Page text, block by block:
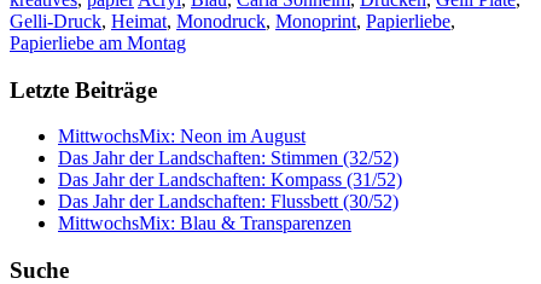
Gelli-Druck, Heimat, Monodruck, Monoprint, Papierliebe,
Papierliebe am Montag
Letzte Beiträge
MittwochsMix: Neon im August
Das Jahr der Landschaften: Stimmen (32/52)
Das Jahr der Landschaften: Kompass (31/52)
Das Jahr der Landschaften: Flussbett (30/52)
MittwochsMix: Blau & Transparenzen
Suche